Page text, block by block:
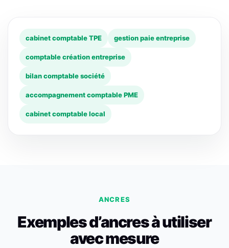
cabinet comptable TPE gestion paie entreprise
comptable création entreprise
bilan comptable société
accompagnement comptable PME
cabinet comptable local
ANCRES
Exemples d’ancres à utiliser
avec mesure